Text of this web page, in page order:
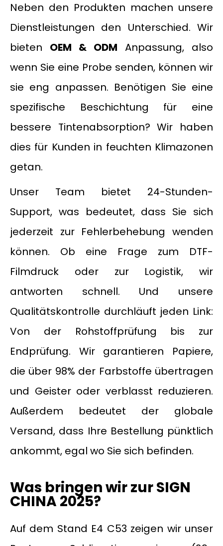
Neben den Produkten machen unsere
Dienstleistungen den Unterschied. Wir
bieten OEM & ODM Anpassung, also
wenn Sie eine Probe senden, können wir
sie eng anpassen. Benötigen Sie eine
spezifische Beschichtung für eine
bessere Tintenabsorption? Wir haben
dies für Kunden in feuchten Klimazonen
getan.
Unser Team bietet 24-Stunden-
Support, was bedeutet, dass Sie sich
jederzeit zur Fehlerbehebung wenden
können. Ob eine Frage zum DTF-
Filmdruck oder zur Logistik, wir
antworten schnell. Und unsere
Qualitätskontrolle durchläuft jeden Link:
Von der Rohstoffprüfung bis zur
Endprüfung. Wir garantieren Papiere,
die über 98% der Farbstoffe übertragen
und Geister oder verblasst reduzieren.
Außerdem bedeutet der globale
Versand, dass Ihre Bestellung pünktlich
ankommt, egal wo Sie sich befinden.
Was bringen wir zur SIGN
CHINA 2025?
Auf dem Stand E4 C53 zeigen wir unser